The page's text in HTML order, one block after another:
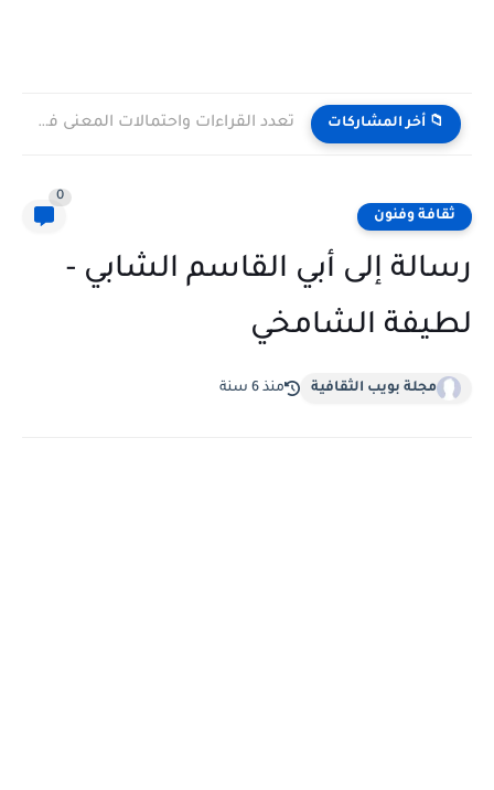
📁 أخر المشاركات تعدد القراءات واحتمالات المعنى في شعر أدونيس: مقاربة تأويلية في...
ثقافة وفنون
0
رسالة إلى أبي القاسم الشابي -
لطيفة الشامخي
مجلة بويب الثقافية منذ 6 سنة